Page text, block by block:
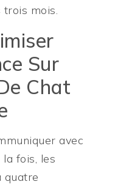
trois mois.
Sur
Chat
avec
fois, les
quatre